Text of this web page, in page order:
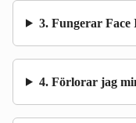
3. Fungerar
4. Förlorar jag